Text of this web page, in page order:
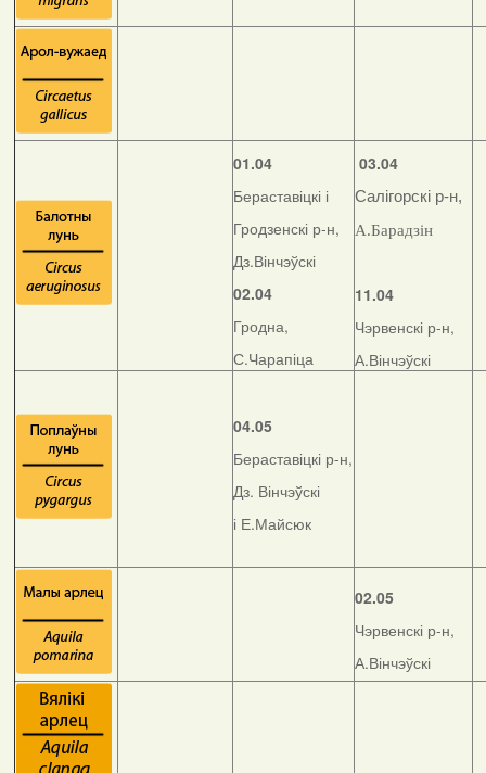
01.04
Бераставіцкі і
Гродзенскі р-н,
Дз.Вінчэўскі
02.04
Гродна,
С.Чарапіца
03.04
Салігорскі р-н,
А.Барадзін
11.04
Чэрвенскі р-н,
А.Вінчэўскі
04.05
Бераставіцкі р-н,
Дз. Вінчэўскі
і Е.Майсюк
02.05
Чэрвенскі р-н,
А.Вінчэўскі